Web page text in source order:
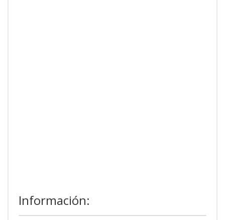
Información: